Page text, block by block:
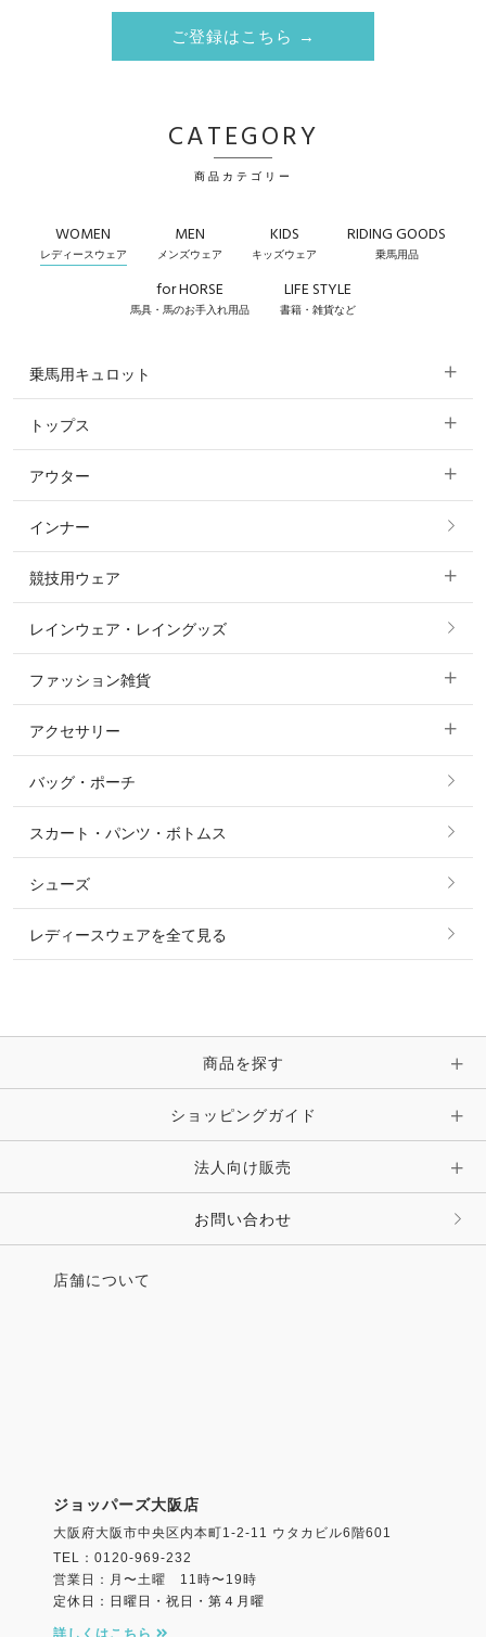
ご登録はこちら →
CATEGORY
商品カテゴリー
WOMEN
レディースウェア
MEN
メンズウェア
KIDS
キッズウェア
RIDING GOODS
乗馬用品
for HORSE
馬具・馬のお手入れ用品
LIFE STYLE
書籍・雑貨など
乗馬用キュロット
すべてのキュロット
フルグリップ・尻革 キュロット
ニーグリップ・膝革 キュロット
トップス
すべてのトップス
ポロシャツ
カットソー・Tシャツ・タンクトップ
ニット・セーター
シャツ・ブラウス・ワンピース
アウター
すべてのアウター
コート
ジャケット・ブルゾン
インナー
競技用ウェア
すべての競技用ウェア
ショージャケット
ショーシャツ
レインウェア・レイングッズ
ファッション雑貨
すべてのファッション雑貨
ソックス
ベルト
時計・財布・キーケース・革小物
キーホルダー・チャーム・ストラップ
その他 ファッション雑貨
アクセサリー
すべてのアクセサリー
リング
ピアス・イヤリング
ピン・ブローチ・コサージュ
その他 アクセサリー
バッグ・ポーチ
スカート・パンツ・ボトムス
シューズ
レディースウェアを全て見る
商品を探す
ショッピングガイド
法人向け販売
お問い合わせ
店舗について
ジョッパーズ大阪店
大阪府大阪市中央区内本町1-2-11 ウタカビル6階601
TEL：0120-969-232
営業日：月〜土曜 11時〜19時
定休日：日曜日・祝日・第４月曜
詳しくはこちら